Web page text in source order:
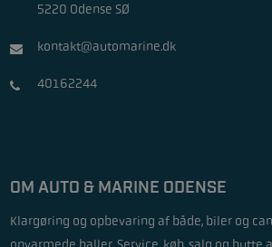
5220 Odense SØ
kontakt@automarine.dk
40162244
OM AUTO & MARINE ODENSE
Klargøring og opbevaring af både, biler og